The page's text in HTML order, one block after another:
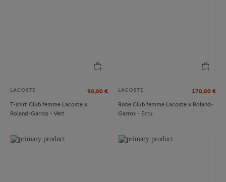
LACOSTE 90,00 €
T-shirt Club femme Lacoste x
Roland-Garros - Vert
LACOSTE 170,00 €
Robe Club femme Lacoste x Roland-
Garros - Ecru